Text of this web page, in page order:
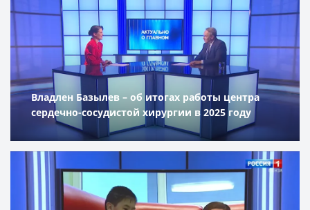
Владлен Базылев – об итогах работы центра
сердечно-сосудистой хирургии в 2025 году